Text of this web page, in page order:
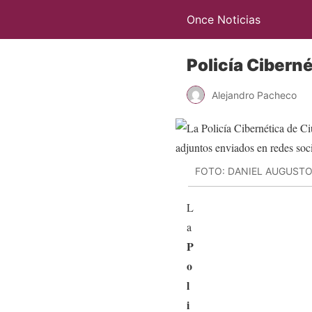
Once Noticias
Policía
Alejandro Pacheco
FOTO: DANIEL
L
a
P
o
l
i